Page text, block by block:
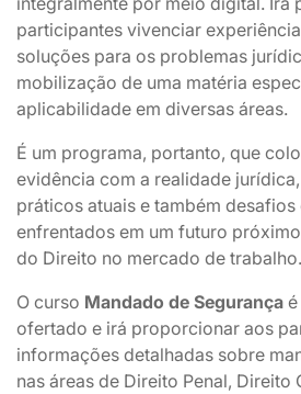
participantes vivenciar
soluções para os problemas
mobilização de uma matéria
aplicabilidade em diversas áreas.
É um programa, portanto, que
evidência com a realidade
práticos atuais e também desafios
enfrentados em um futuro
do Direito no mercado de trabalho.
O curso Mandado de Segurança
ofertado e irá proporcionar aos
informações detalhadas sobre
nas áreas de Direito Penal, Direito